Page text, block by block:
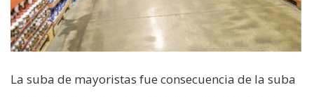
La suba de mayoristas fue consecuencia de la suba